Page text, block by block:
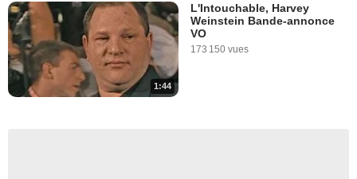
1:44
L'Intouchable, Harvey
Weinstein Bande-annonce
VO
173 150 vues